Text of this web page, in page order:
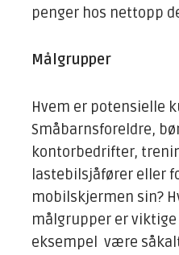
penger hos nettopp
Målgrupper
Hvem er potensielle
Småbarnsforeldre,
kontorbedrifter,
lastebilsjåfører eller
mobilskjermen sin?
målgrupper er viktige
eksempel være